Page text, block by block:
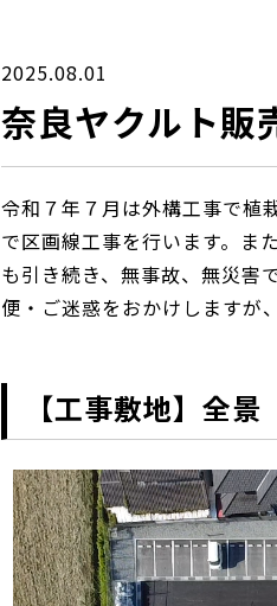
2025.08.01
奈良ヤクルト
令和７年７月は外構工事で植
で区画線工事を行います。ま
も引き続き、無事故、無災害
便・ご迷惑をおかけしますが
【工事敷地】全景